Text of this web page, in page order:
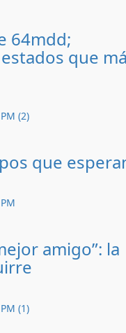
64mdd;
que
que
amigo”: la